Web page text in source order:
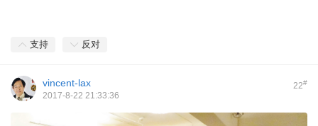
支持 反对
22#
vincent-lax
2017-8-22 21:33:36